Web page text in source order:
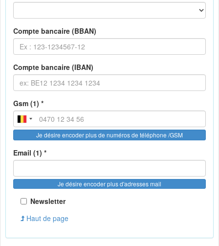
Compte bancaire (BBAN)
Compte bancaire (IBAN)
Gsm (1) *
Je désire encoder plus de numéros de téléphone /GSM
Email (1) *
Je désire encoder plus d'adresses mail
Newsletter
Haut de page